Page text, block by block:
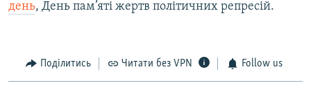
день, День пам’яті жертв політичних репресій.
Поділитись Читати без VPN Follow us